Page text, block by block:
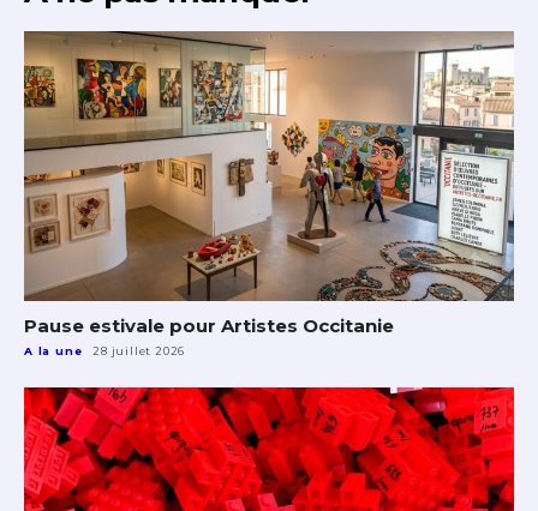
Pause estivale pour Artistes Occitanie
A la une 28 juillet 2026